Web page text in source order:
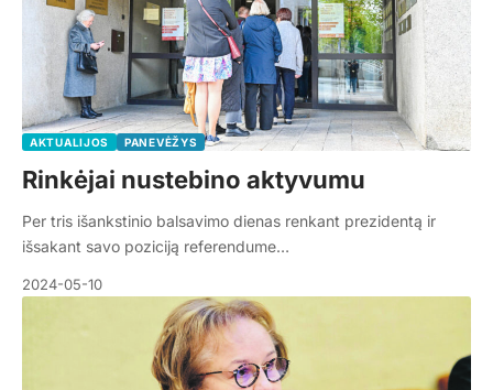
AKTUALIJOS PANEVĖŽYS
Rinkėjai nustebino aktyvumu
Per tris išankstinio balsavimo dienas renkant prezidentą ir
išsakant savo poziciją referendume…
2024-05-10